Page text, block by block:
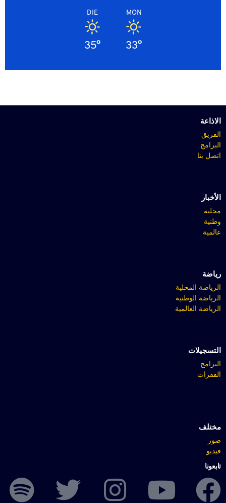
MON
33°
DIE
35°
الاذاعة
الفريق
البرامج
اتصل بنا
الأخبار
محلية
وطنية
عالمية
رياضة
الرياضة المحلية
الرياضة الوطنية
الرياضة العالمية
التسجيلات
البرامج
الفقرات
مختلف
صور
فيديو
تابعونا